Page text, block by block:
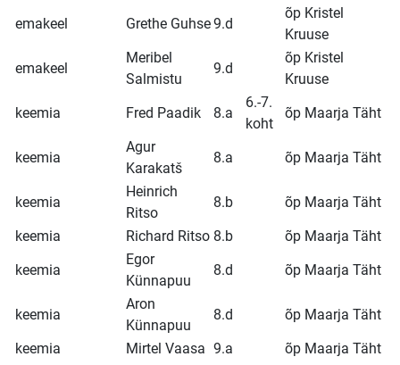
emakeel
Grethe Guhse9.d
õp Kristel
Kruuse
emakeel
Meribel
Salmistu
9.d
õp Kristel
Kruuse
keemia
Fred Paadik 8.a
6.-7.
koht
õp Maarja Täht
keemia
Agur
Karakatš
8.a õp Maarja Täht
keemia
Heinrich
Ritso
8.b
õp Maarja Täht
keemia
Richard Ritso 8.b
õp Maarja Täht
keemia
Egor
Künnapuu
8.d õp Maarja Täht
keemia
Aron
Künnapuu
8.d
õp Maarja Täht
keemia
Mirtel Vaasa 9.a
õp Maarja Täht